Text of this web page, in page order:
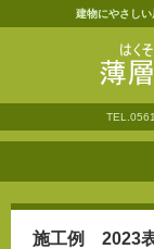
薄層・
建物にやさし
TEL.
施工例 2023